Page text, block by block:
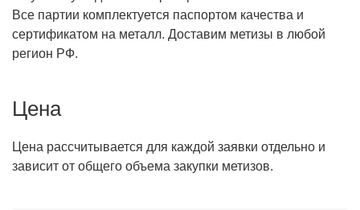
Все партии комплектуется паспортом качества и
сертификатом на металл. Доставим метизы в любой
регион РФ.
Цена
Цена рассчитывается для каждой заявки отдельно и
зависит от общего объема закупки метизов.